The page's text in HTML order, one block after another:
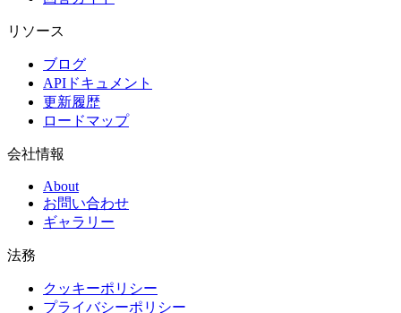
リソース
ブログ
APIドキュメント
更新履歴
ロードマップ
会社情報
About
お問い合わせ
ギャラリー
法務
クッキーポリシー
プライバシーポリシー